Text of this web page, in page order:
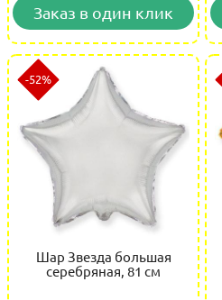
Заказ в один клик
-52%
Шар Звезда большая
серебряная, 81 см